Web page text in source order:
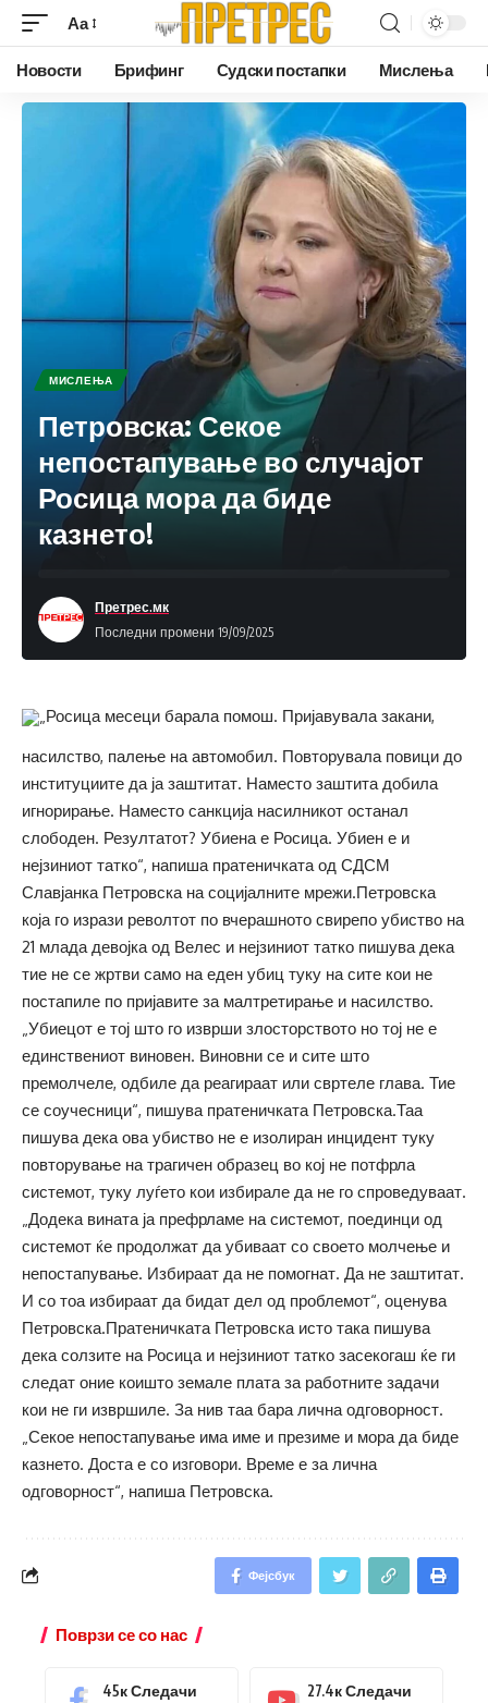
Аа
Новости Брифинг Судски постапки Мислења
МИСЛЕЊА
Петровска: Секое
непостапување во случајот
Росица мора да биде
казнето!
Последни промени 19/09/2025
Претрес.мк
„Росица месеци барала помош. Пријавувала закани,
насилство, палење на автомобил. Повторувала повици до
институциите да ја заштитат. Наместо заштита добила
игнорирање. Наместо санкција насилникот останал
слободен. Резултатот? Убиена е Росица. Убиен е и
нејзиниот татко“, напиша пратеничката од СДСМ
Славјанка Петровска на социјалните мрежи.Петровска
која го изрази револтот по вчерашното свирепо убиство на
21 млада девојка од Велес и нејзиниот татко пишува дека
тие не се жртви само на еден убиц туку на сите кои не
постапиле по пријавите за малтретирање и насилство.
„Убиецот е тој што го изврши злосторството но тој не е
единствениот виновен. Виновни се и сите што
премолчеле, одбиле да реагираат или свртеле глава. Тие
се соучесници“, пишува пратеничката Петровска.Таа
пишува дека ова убиство не е изолиран инцидент туку
повторување на трагичен образец во кој не потфрла
системот, туку луѓето кои избирале да не го спроведуваат.
„Додека вината ја префрламе на системот, поединци од
системот ќе продолжат да убиваат со своето молчење и
непостапување. Избираат да не помогнат. Да не заштитат.
И со тоа избираат да бидат дел од проблемот“, оценува
Петровска.Пратеничката Петровска исто така пишува
дека солзите на Росица и нејзиниот татко засекогаш ќе ги
следат оние коишто земале плата за работните задачи
кои не ги извршиле. За нив таа бара лична одговорност.
„Секое непостапување има име и презиме и мора да биде
казнето. Доста е со изговори. Време е за лична
одговорност“, напиша Петровска.
Фејсбук
Поврзи се со нас
45кСледачи 27.4кСледачи